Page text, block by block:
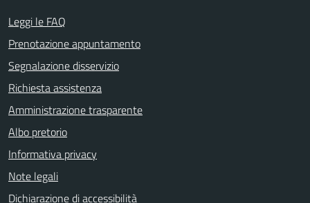
Leggi le FAQ
Prenotazione appuntamento
Segnalazione disservizio
Richiesta assistenza
Amministrazione trasparente
Albo pretorio
Informativa privacy
Note legali
Dichiarazione di accessibilità